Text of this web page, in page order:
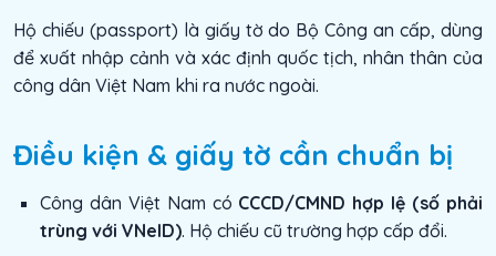
Hộ chiếu (passport) là giấy tờ do Bộ Công an cấp, dùng
để xuất nhập cảnh và xác định quốc tịch, nhân thân của
công dân Việt Nam khi ra nước ngoài.
Điều kiện & giấy tờ cần chuẩn bị
Công dân Việt Nam có CCCD/CMND hợp lệ (số phải
trùng với VNeID). Hộ chiếu cũ trường hợp cấp đổi.